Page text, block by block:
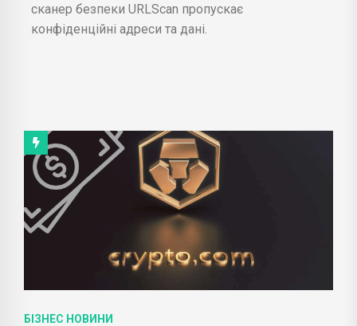
сканер безпеки URLScan пропускає
конфіденційні адреси та дані.
БІЗНЕС НОВИНИ